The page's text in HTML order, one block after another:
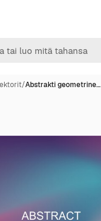
/Abstrakti geometrine…